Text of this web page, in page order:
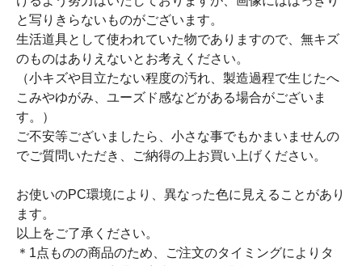
と写りきらないものがございます。
生活道具として使われていた物でありますので、無キズ
のものはありえないとお考えください。
（小キズや目立たない程度の汚れ、製造過程で生じたへ
こみやゆがみ、ユーズド感などがある場合がございま
す。）
ご不安等ございましたら、小さな事でもかまいませんの
でご質問いただき、ご納得の上お買い上げください。
お使いのPC環境により、異なった色に見えることがあり
ます。
以上をご了承ください。
＊1点ものの商品のため、ご注文のタイミングによりタ